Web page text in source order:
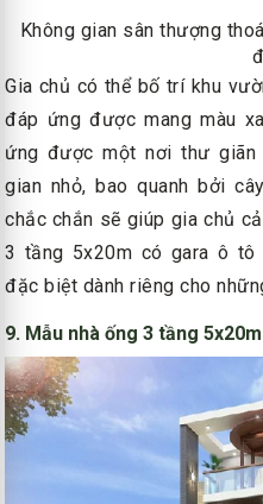
Không gian sân thượng
Gia chủ có thể bố trí khu
đáp ứng được mang màu
ứng được một nơi thư giãn
gian nhỏ, bao quanh bởi
chắc chắn sẽ giúp gia chủ
3 tầng 5x20m có gara ô tô
đặc biệt dành riêng cho
9. Mẫu nhà ống 3 tầng